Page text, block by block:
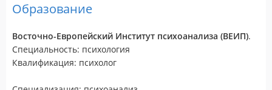
Образование
Восточно-Европейский Институт психоанализа (ВЕИП).
Специальность: психология
Квалификация: психолог